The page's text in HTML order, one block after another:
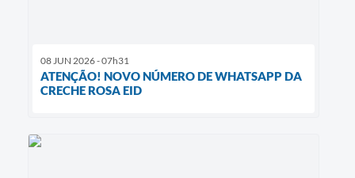
08 JUN 2026 - 07h31
ATENÇÃO! NOVO NÚMERO DE WHATSAPP DA
CRECHE ROSA EID